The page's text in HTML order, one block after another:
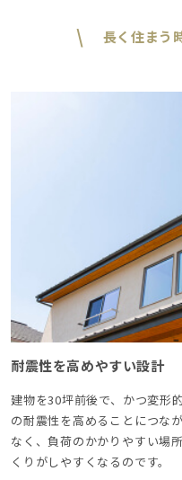
長く住まう
耐震性を高めやすい設計
建物を30坪前後で、かつ変形
の耐震性を高めることにつな
なく、負荷のかかりやすい場
くりがしやすくなるのです。